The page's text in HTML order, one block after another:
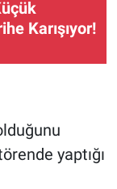
Çiftlikler Tarihe Karışıyor!
yaptığı